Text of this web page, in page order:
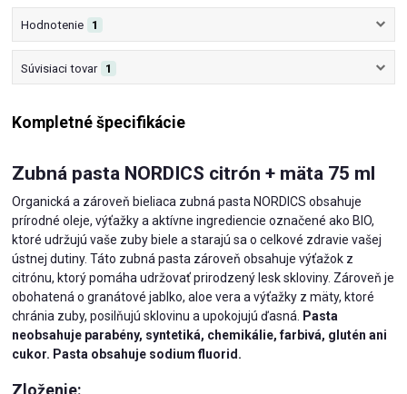
Hodnotenie 1
Súvisiaci tovar 1
Kompletné špecifikácie
Zubná pasta NORDICS citrón + mäta 75 ml
Organická a zároveň bieliaca zubná pasta NORDICS obsahuje
prírodné oleje, výťažky a aktívne ingrediencie označené ako BIO,
ktoré udržujú vaše zuby biele a starajú sa o celkové zdravie vašej
ústnej dutiny. Táto zubná pasta zároveň obsahuje výťažok z
citrónu, ktorý pomáha udržovať prirodzený lesk skloviny. Zároveň je
obohatená o granátové jablko, aloe vera a výťažky z mäty, ktoré
chránia zuby, posilňujú sklovinu a upokojujú ďasná. Pasta
neobsahuje parabény, syntetiká, chemikálie, farbivá, glutén ani
cukor. Pasta obsahuje sodium fluorid.
Zloženie: